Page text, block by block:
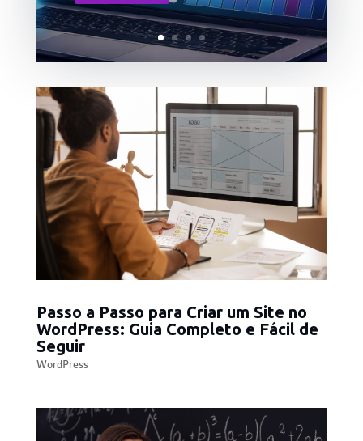
Passo a Passo para Criar um Site no
WordPress: Guia Completo e Fácil de
Seguir
WordPress